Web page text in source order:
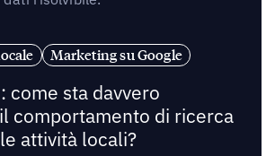
Marketing su Google
come sta davvero
comportamento di ricerca
attività locali?